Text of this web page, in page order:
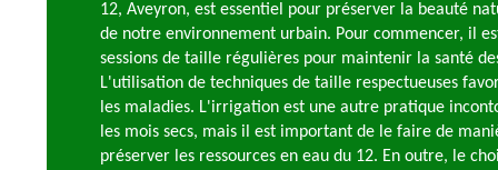
12, Aveyron, est essentiel pour préserver la beauté
de notre environnement urbain. Pour commencer, il
sessions de taille régulières pour maintenir la santé
L'utilisation de techniques de taille respectueuses
les maladies. L'irrigation est une autre pratique
les mois secs, mais il est important de le faire de
préserver les ressources en eau du 12. En outre, le